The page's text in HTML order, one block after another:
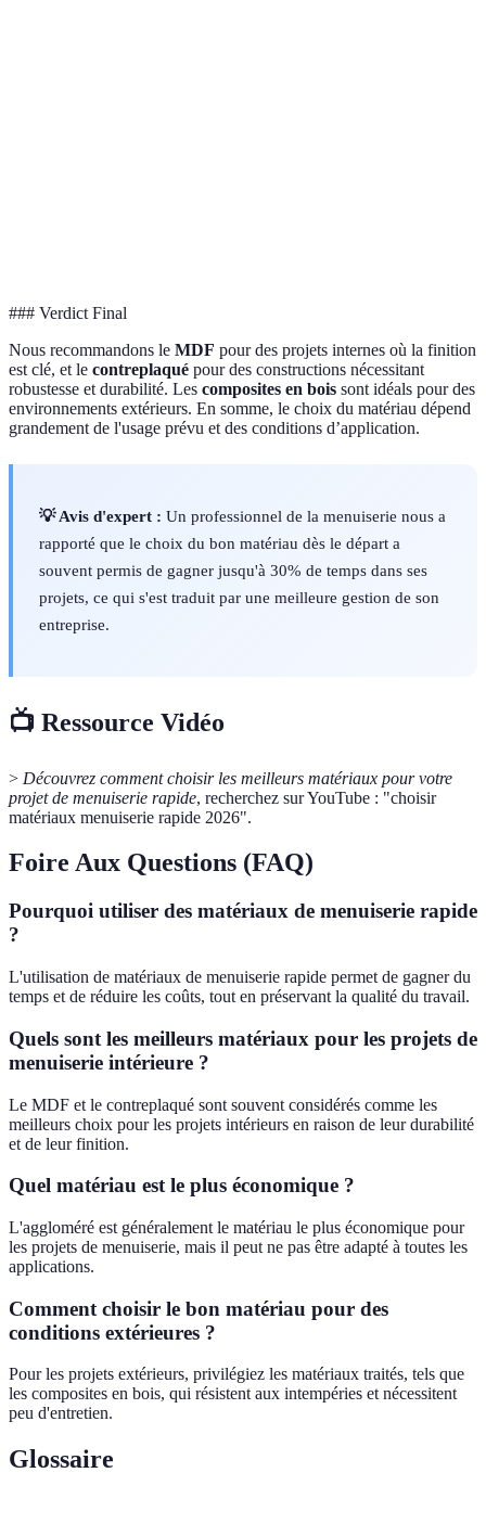
### Verdict Final
Nous recommandons le MDF pour des projets internes où la finition
est clé, et le contreplaqué pour des constructions nécessitant
robustesse et durabilité. Les composites en bois sont idéals pour des
environnements extérieurs. En somme, le choix du matériau dépend
grandement de l'usage prévu et des conditions d’application.
💡 Avis d'expert : Un professionnel de la menuiserie nous a
rapporté que le choix du bon matériau dès le départ a
souvent permis de gagner jusqu'à 30% de temps dans ses
projets, ce qui s'est traduit par une meilleure gestion de son
entreprise.
📺 Ressource Vidéo
> Découvrez comment choisir les meilleurs matériaux pour votre
projet de menuiserie rapide, recherchez sur YouTube : "choisir
matériaux menuiserie rapide 2026".
Foire Aux Questions (FAQ)
Pourquoi utiliser des matériaux de menuiserie rapide
?
L'utilisation de matériaux de menuiserie rapide permet de gagner du
temps et de réduire les coûts, tout en préservant la qualité du travail.
Quels sont les meilleurs matériaux pour les projets de
menuiserie intérieure ?
Le MDF et le contreplaqué sont souvent considérés comme les
meilleurs choix pour les projets intérieurs en raison de leur durabilité
et de leur finition.
Quel matériau est le plus économique ?
L'aggloméré est généralement le matériau le plus économique pour
les projets de menuiserie, mais il peut ne pas être adapté à toutes les
applications.
Comment choisir le bon matériau pour des
conditions extérieures ?
Pour les projets extérieurs, privilégiez les matériaux traités, tels que
les composites en bois, qui résistent aux intempéries et nécessitent
peu d'entretien.
Glossaire